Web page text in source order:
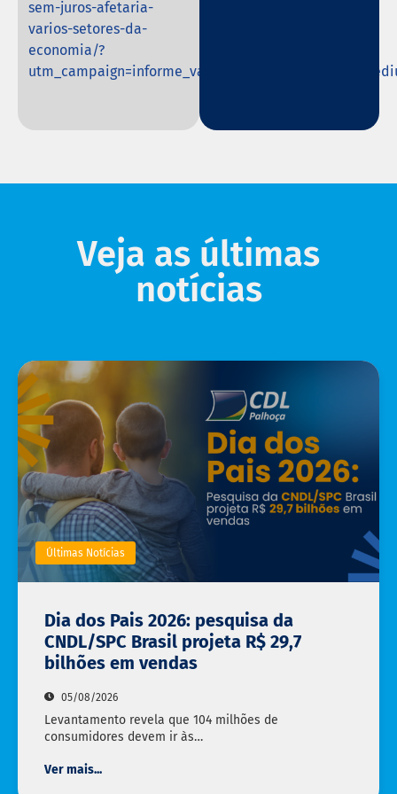
sem-juros-afetaria-
varios-setores-da-
economia/?
Veja as últimas
notícias
Últimas Notícias
Dia dos Pais 2026: pesquisa da
CNDL/SPC Brasil projeta R$ 29,7
bilhões em vendas
05/08/2026
Levantamento revela que 104 milhões de
consumidores devem ir às…
Ver mais...